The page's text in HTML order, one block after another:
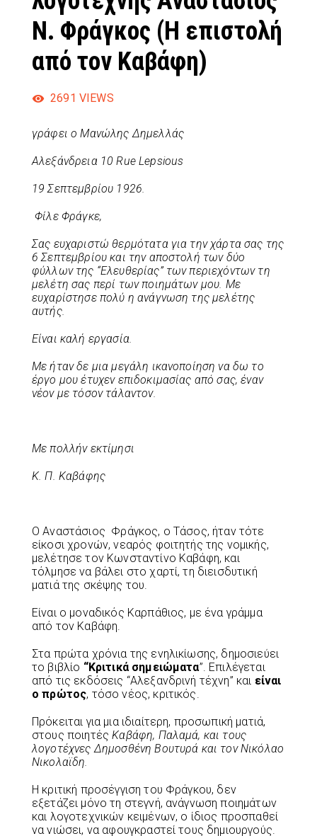
Ν. Φράγκος (Η επιστολή
από τον Καβάφη)
2691 VIEWS
γράφει ο Μανώλης Δημελλάς
Αλεξάνδρεια 10RueLepsious
19 Σεπτεμβρίου 1926.
Φίλε Φράγκε,
Σας ευχαριστώ θερμότατα για την χάρτα σας της
6 Σεπτεμβρίου και την αποστολή των δύο
φύλλων της “Ελευθερίας” των περιεχόντων τη
μελέτη σας περί των ποιημάτων μου. Με
ευχαρίστησε πολύ η ανάγνωση της μελέτης
αυτής.
Είναι καλή εργασία.
Με ήταν δε μια μεγάλη ικανοποίηση να δω το
έργο μου έτυχεν επιδοκιμασίας από σας, έναν
νέον με τόσον τάλαντον.
Με πολλήν εκτίμησι
Κ. Π. Καβάφης
Ο Αναστάσιος Φράγκος, ο Τάσος, ήταν τότε
είκοσι χρονών, νεαρός φοιτητής της νομικής,
μελέτησε τον Κωνσταντίνο Καβάφη, και
τόλμησε να βάλει στο χαρτί, τη διεισδυτική
ματιά της σκέψης του.
Είναι ο μοναδικός Καρπάθιος, με ένα γράμμα
από τον Καβάφη.
Στα πρώτα χρόνια της ενηλικίωσης, δημοσιεύει
το βιβλίο “Κριτικά σημειώματα”. Επιλέγεται
από τις εκδόσεις “Αλεξανδρινή τέχνη” και είναι
ο πρώτος, τόσο νέος, κριτικός.
Πρόκειται για μια ιδιαίτερη, προσωπική ματιά,
στους ποιητέςΚαβάφη, Παλαμά, και τους
λογοτέχνες Δημοσθένη Βουτυρά και τον Νικόλαο
Νικολαϊδη.
Η κριτική προσέγγιση του Φράγκου, δεν
εξετάζει μόνο τη στεγνή, ανάγνωση ποιημάτων
και λογοτεχνικών κειμένων, ο ίδιος προσπαθεί
να νιώσει, να αφουγκραστεί τους δημιουργούς.